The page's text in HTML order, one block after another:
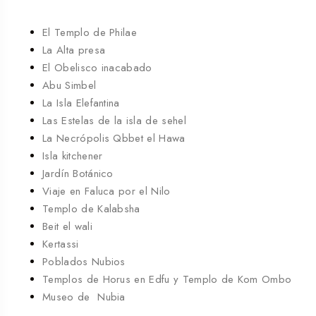
El Templo de Philae
La Alta presa
El Obelisco inacabado
Abu Simbel
La Isla Elefantina
Las Estelas de la isla de sehel
La Necrópolis Qbbet el Hawa
Isla kitchener
Jardín Botánico
Viaje en Faluca por el Nilo
Templo de Kalabsha
Beit el wali
Kertassi
Poblados Nubios
Templos de Horus en Edfu y Templo de Kom Ombo
Museo de Nubia